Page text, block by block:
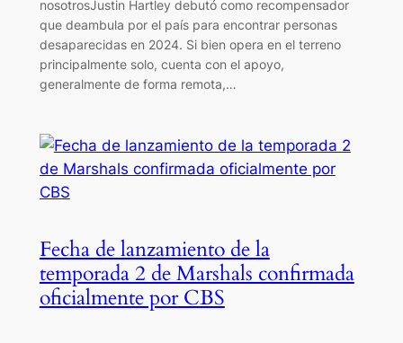
nosotrosJustin Hartley debutó como recompensador
que deambula por el país para encontrar personas
desaparecidas en 2024. Si bien opera en el terreno
principalmente solo, cuenta con el apoyo,
generalmente de forma remota,…
Fecha de lanzamiento de la
temporada 2 de Marshals confirmada
oficialmente por CBS